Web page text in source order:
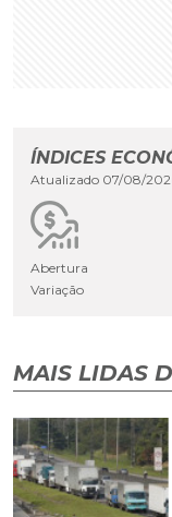
ÍNDICES
Atualizado 07/08/
Abertura
Variação
MAIS LIDAS